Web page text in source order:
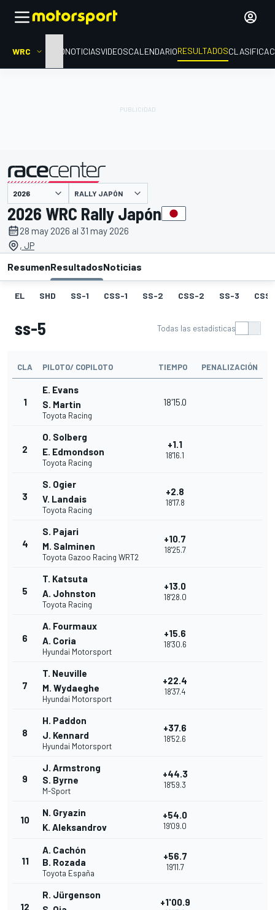
WRC INICIONOTICIASVIDEOSCALENDARIORESULTADOS
presentado por RALLY JAPÓN
2026 WRC Rally Japón
28 may 2026 al 31 may 2026
, JP
ResumenResultadosNoticias
EL SHD SS-1 CSS-1 SS-2 CSS-2 SS-3
ss-5 Todas las estadísticas
CLA PILOTO/ COPILOTO TIEMPO PENALIZACIÓN
1
E. Evans
S. Martin
Toyota Racing
18'15.0
2
O. Solberg
E. Edmondson
Toyota Racing
+1.1
18'16.1
3
S. Ogier
V. Landais
Toyota Racing
+2.8
18'17.8
4
S. Pajari
M. Salminen
Toyota Gazoo Racing WRT2
+10.7
18'25.7
5
T. Katsuta
A. Johnston
Toyota Racing
+13.0
18'28.0
6
A. Fourmaux
A. Coria
Hyundai Motorsport
+15.6
18'30.6
7
T. Neuville
M. Wydaeghe
Hyundai Motorsport
+22.4
18'37.4
8
H. Paddon
J. Kennard
Hyundai Motorsport
+37.6
18'52.6
9
J. Armstrong
S. Byrne
M-Sport
+44.3
18'59.3
10
N. Gryazin
K. Aleksandrov
+54.0
19'09.0
11
A. Cachón
B. Rozada
Toyota España
+56.7
19'11.7
12
R. Jürgenson
+1'00.9